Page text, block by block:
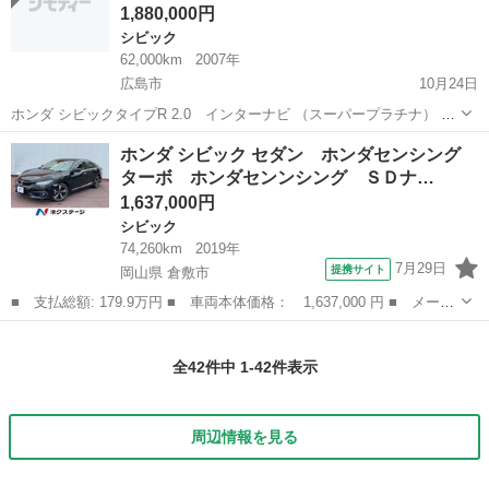
1,880,000円
シビック
62,000km
2007年
広島市
10月24日
ホンダ シビックタイプR 2.0 インターナビ （スーパープラチナ） セ
ダン 本体価格 1,880,000円 支払総額 1,980,000円 年式(初度登録
年):2007(H19) 走行距離:6.2万km 修復歴:あり...
広島 広島市 シビック タイプR
ホンダ シビック セダン ホンダセンシング
ターボ ホンダセンンシング ＳＤナ…
1,637,000円
シビック
74,260km
2019年
岡山県 倉敷市
提携サイト 7月29日
■ 支払総額: 179.9万円 ■ 車両本体価格： 1,637,000 円 ■ メーカ
ー名： ホンダ ■ 車種名： シビック ■ グレード名： セダン
全42件中 1-42件表示
周辺情報を見る